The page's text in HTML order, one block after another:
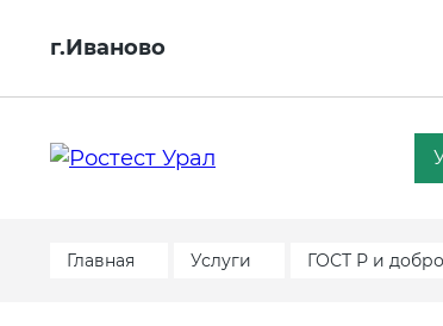
г.Иваново
Главная Услуги ГОСТ Р и